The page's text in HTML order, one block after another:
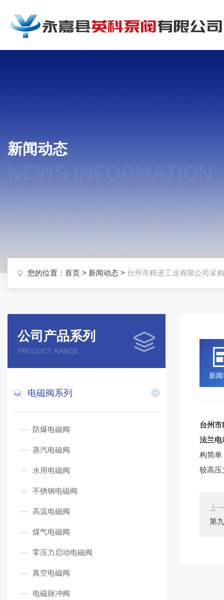
新闻动态
您的位置： 首页 > 新闻动态 > 台州市精进工业有限公司采
公司产品系列
PRODUCT RANGE
电磁阀系列
防爆电磁阀
蒸汽电磁阀
水用电磁阀
不锈钢电磁阀
高温电磁阀
煤气电磁阀
零压力启动电磁阀
真空电磁阀
电磁脉冲阀
新
台州
法兰电
构简单
较高压
上
第